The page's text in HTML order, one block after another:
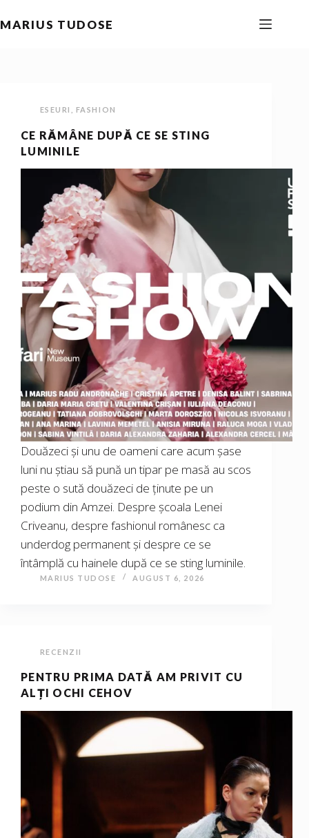
la
MARIUS TUDOSE
ESEURI FASHION
CE RĂMÂNE DUPĂ CE SE STING
LUMINILE
Douăzeci și unu de oameni care acum șase
luni nu știau să pună un tipar pe masă au scos
peste o sută douăzeci de ținute pe un
podium din Amzei. Despre școala Lenei
Criveanu, despre fashionul românesc ca
underdog permanent și despre ce se
întâmplă cu hainele după ce se sting luminile.
MARIUS TUDOSE AUGUST 6, 2026
RECENZII
PENTRU PRIMA DATĂ AM PRIVIT CU
ALȚI OCHI CEHOV